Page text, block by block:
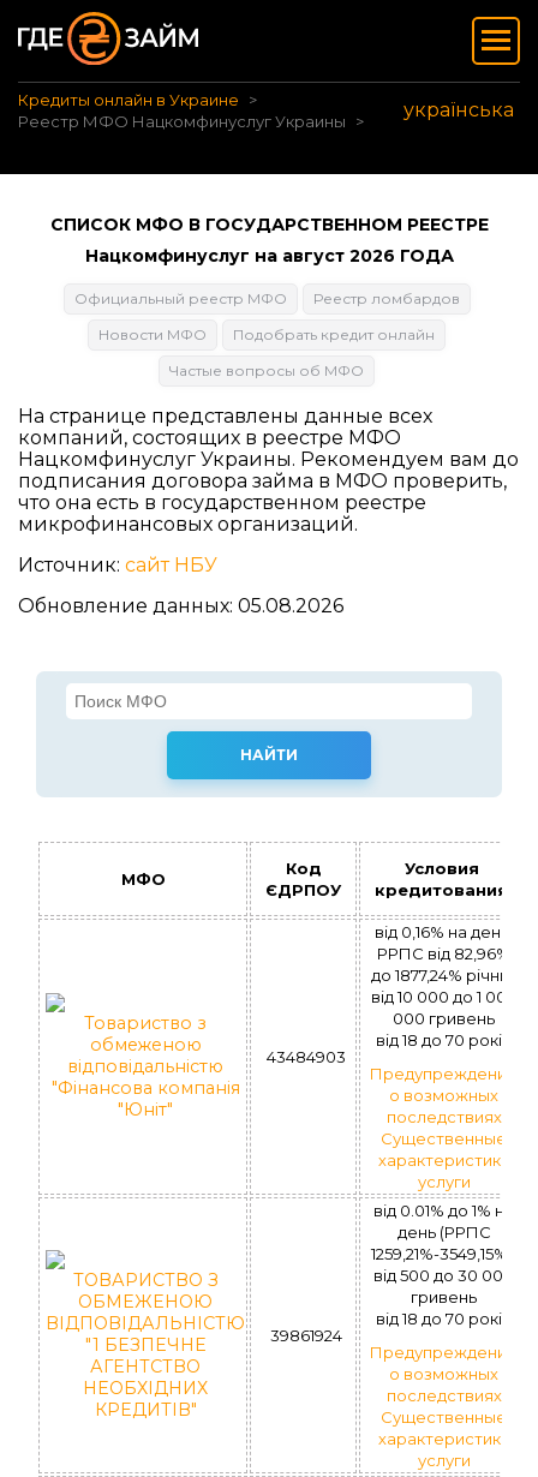
Кредиты онлайн в Украине
Реестр МФО Нацкомфинуслуг Украины
українська
СПИСОК МФО В ГОСУДАРСТВЕННОМ РЕЕСТРЕ
Нацкомфинуслуг на август 2026 ГОДА
Официальный реестр МФО
Реестр ломбардов
Новости МФО
Подобрать кредит онлайн
Частые вопросы об МФО
На странице представлены данные всех
компаний, состоящих в реестре МФО
Нацкомфинуслуг Украины. Рекомендуем вам до
подписания договора займа в МФО проверить,
что она есть в государственном реестре
микрофинансовых организаций.
Источник: сайт НБУ
Обновление данных: 05.08.2026
МФО
Код
ЄДРПОУ
Условия
кредитования
Товариство з
обмеженою
відповідальністю
"Фінансова компанія
"Юніт"
43484903
від 0,16% на день.
РРПС від 82,96%
до 1877,24% річних
вiд 10 000 до 1 000
000 гривень
вiд 18 до 70 рокiв
Предупреждение
о возможных
последствиях
Существенные
характеристики
услуги
ТОВАРИСТВО З
ОБМЕЖЕНОЮ
ВІДПОВІДАЛЬНІСТЮ
"1 БЕЗПЕЧНЕ
АГЕНТСТВО
НЕОБХІДНИХ
КРЕДИТІВ"
39861924
від 0.01% до 1% на
день (РРПС
1259,21%-3549,15% )
вiд 500 до 30 000
гривень
вiд 18 до 70 рокiв
Предупреждение
о возможных
последствиях
Существенные
характеристики
услуги